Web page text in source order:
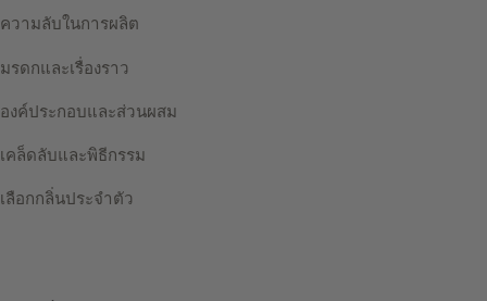
ความลับในการผลิต
มรดกและเรื่องราว
องค์ประกอบและส่วนผสม
เคล็ดลับและพิธีกรรม
เลือกกลิ่นประจำตัว